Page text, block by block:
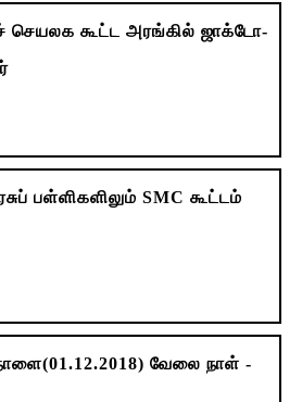
கூட்ட அரங்கில் ஜாக்டோ-
பள்ளிகளிலும் SMC கூட்டம்
வேலை நாள் -